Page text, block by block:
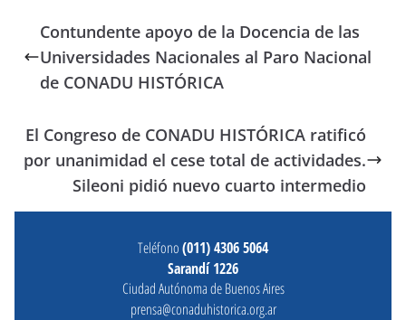
Contundente apoyo de la Docencia de las
Universidades Nacionales al Paro Nacional
de CONADU HISTÓRICA
El Congreso de CONADU HISTÓRICA ratificó
por unanimidad el cese total de actividades.
Sileoni pidió nuevo cuarto intermedio
Teléfono(011) 4306 5064
Sarandí 1226
Ciudad Autónoma de Buenos Aires
prensa@conaduhistorica.org.ar